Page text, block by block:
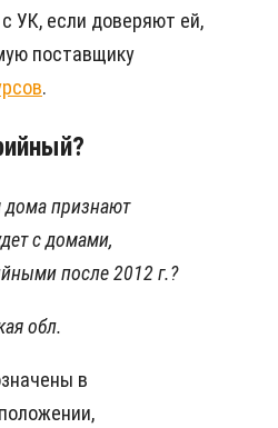
УК, если доверяют ей,
поставщику
.
дома признают
с домами,
после 2012 г.?
обл.
в